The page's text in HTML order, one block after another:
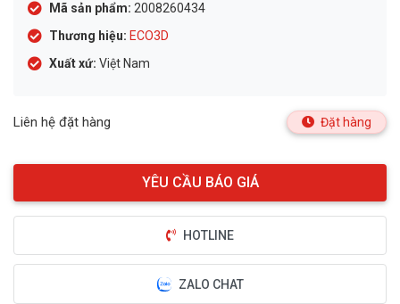
Mã sản phẩm: 2008260434
Thương hiệu: ECO3D
Xuất xứ: Việt Nam
Liên hệ đặt hàng Đặt hàng
HOTLINE
ZALO CHAT